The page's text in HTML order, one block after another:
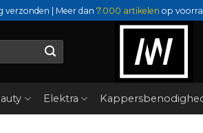
verzonden | Meer dan 7.000 artikelen op
Elektra